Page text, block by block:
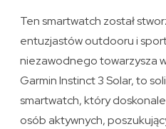
Ten smartwatch został
entuzjastów outdooru i
niezawodnego towarzysza
Garmin Instinct 3 Solar, to
smartwatch, który
osób aktywnych,